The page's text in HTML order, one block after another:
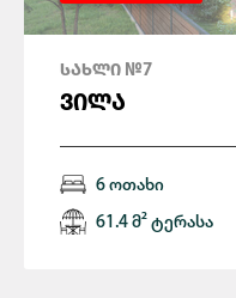
ᲡᲐᲮᲚᲘ №7
ᲕᲘᲚᲐ
6 ოთახი
61.4 მ² ტერასა